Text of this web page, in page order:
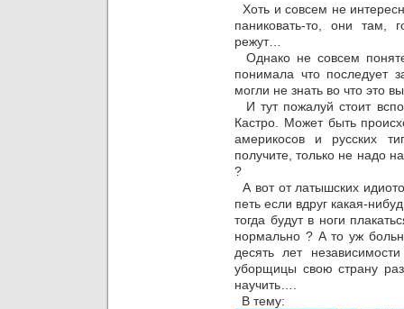
Хоть и совсем не
паниковать-то, они там,
режут…
Однако не совсем
понимала что последует
могли не знать во что это
И тут пожалуй стоит
Кастро. Может быть
америкосов и русских
получите, только не надо
?
А вот от латышских
петь если вдруг какая-
тогда будут в ноги
нормально ? А то уж
десять лет
уборщицы свою страну
научить….
В тему: